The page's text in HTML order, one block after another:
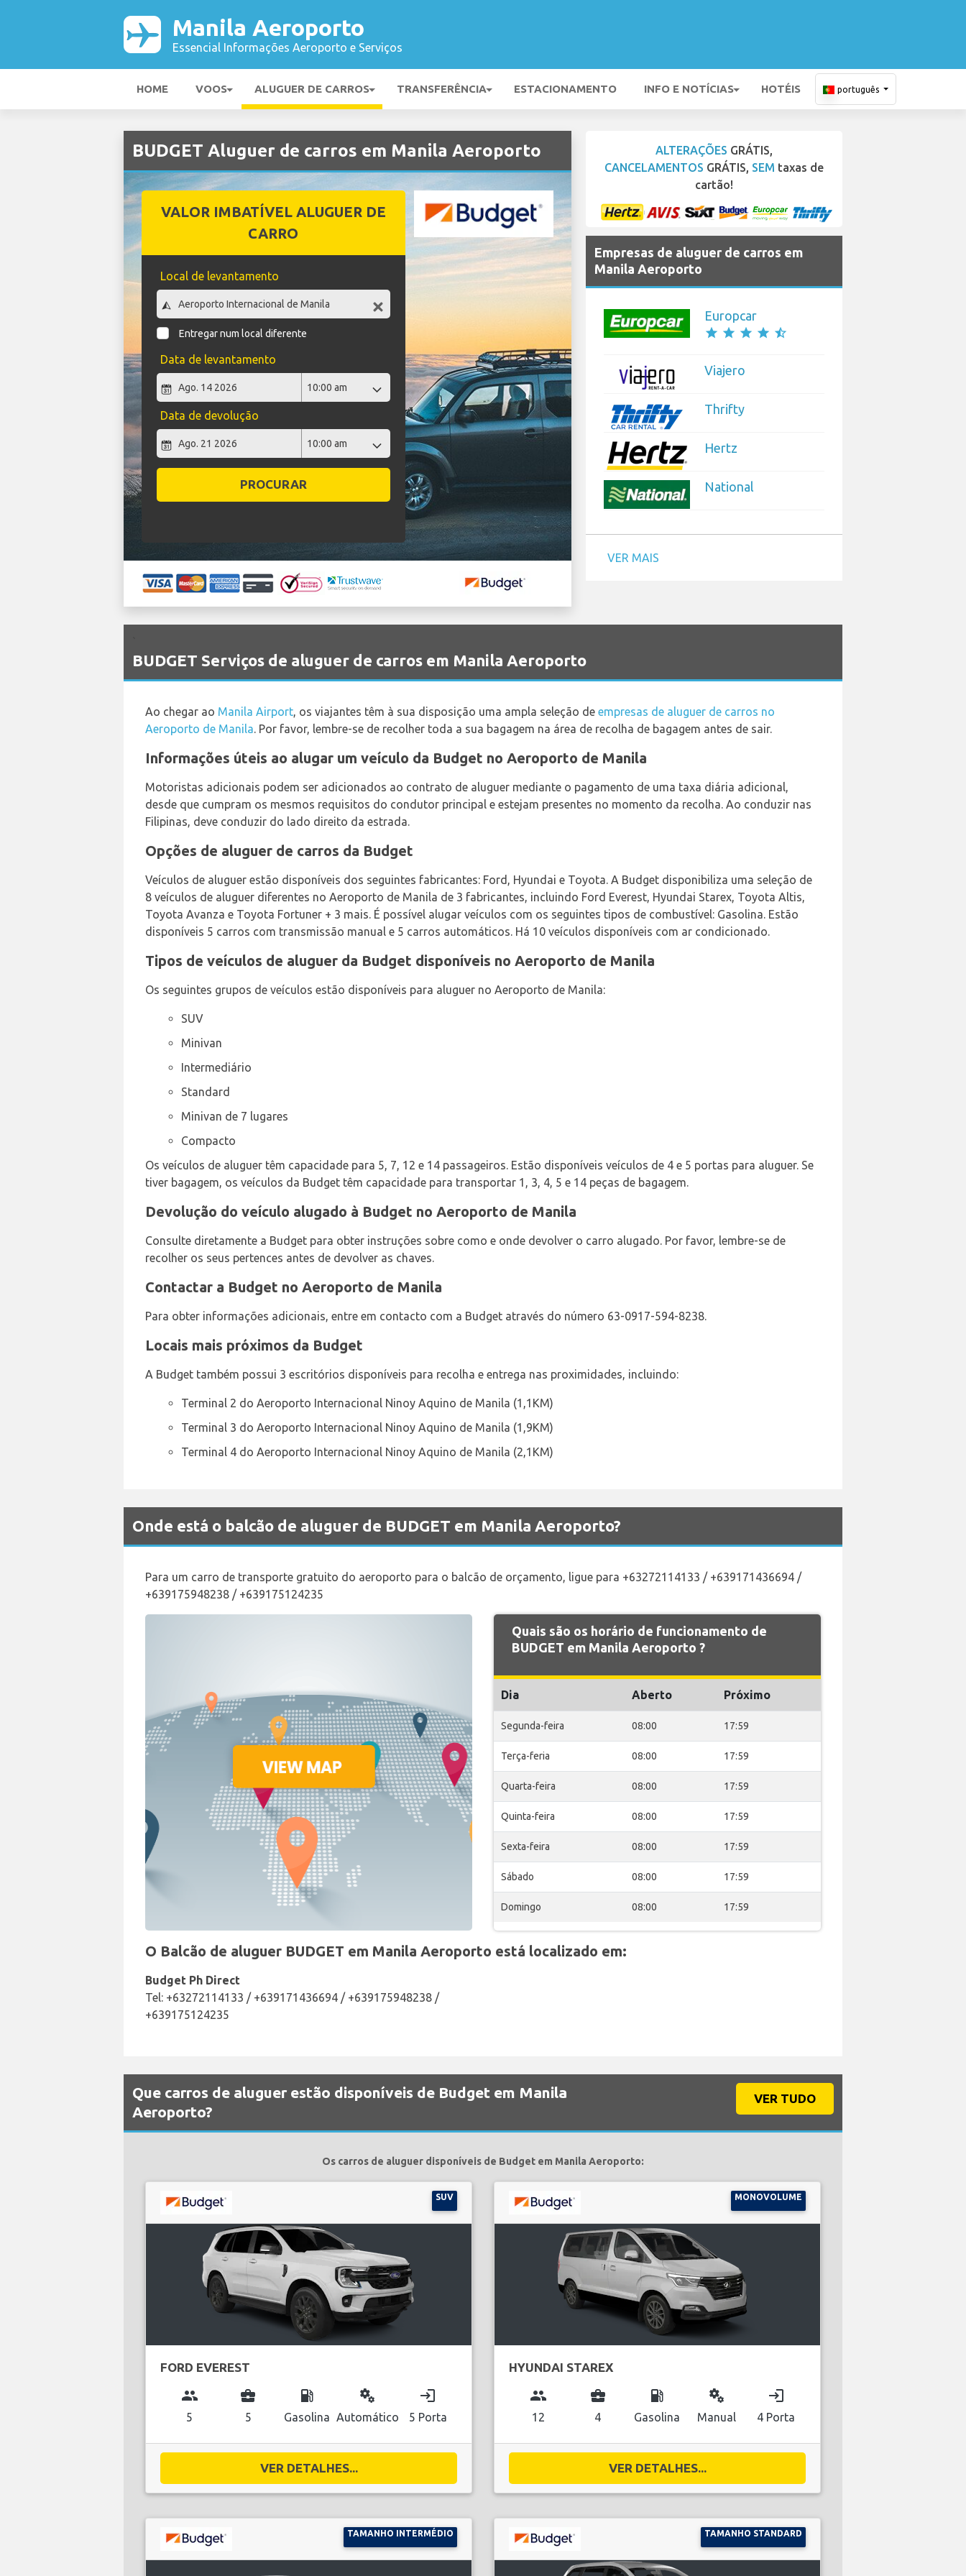
Manila Aeroporto
Essencial Informações Aeroporto e Serviços
HOME VOOS ALUGUER DE CARROS TRANSFERÊNCIA ESTACIONAMENTO INFO E NOTÍCIAS HOTÉIS português
BUDGET Aluguer de carros em Manila Aeroporto
VALOR IMBATÍVEL ALUGUER DE
CARRO
Local de levantamento
Entregar num local diferente
Data de levantamento
Data de devolução
PROCURAR
ALTERAÇÕES GRÁTIS,
CANCELAMENTOS GRÁTIS, SEM taxas de
cartão!
Empresas de aluguer de carros em
Manila Aeroporto
Europcar
star star star star star_half
Viajero
Thrifty
Hertz
National
VER MAIS
BUDGET Serviços de aluguer de carros em Manila Aeroporto
Ao chegar ao Manila Airport, os viajantes têm à sua disposição uma ampla seleção de empresas de aluguer de carros no
Aeroporto de Manila. Por favor, lembre-se de recolher toda a sua bagagem na área de recolha de bagagem antes de sair.
Informações úteis ao alugar um veículo da Budget no Aeroporto de Manila
Motoristas adicionais podem ser adicionados ao contrato de aluguer mediante o pagamento de uma taxa diária adicional,
desde que cumpram os mesmos requisitos do condutor principal e estejam presentes no momento da recolha. Ao conduzir nas
Filipinas, deve conduzir do lado direito da estrada.
Opções de aluguer de carros da Budget
Veículos de aluguer estão disponíveis dos seguintes fabricantes: Ford, Hyundai e Toyota. A Budget disponibiliza uma seleção de
8 veículos de aluguer diferentes no Aeroporto de Manila de 3 fabricantes, incluindo Ford Everest, Hyundai Starex, Toyota Altis,
Toyota Avanza e Toyota Fortuner + 3 mais. É possível alugar veículos com os seguintes tipos de combustível: Gasolina. Estão
disponíveis 5 carros com transmissão manual e 5 carros automáticos. Há 10 veículos disponíveis com ar condicionado.
Tipos de veículos de aluguer da Budget disponíveis no Aeroporto de Manila
Os seguintes grupos de veículos estão disponíveis para aluguer no Aeroporto de Manila:
SUV
Minivan
Intermediário
Standard
Minivan de 7 lugares
Compacto
Os veículos de aluguer têm capacidade para 5, 7, 12 e 14 passageiros. Estão disponíveis veículos de 4 e 5 portas para aluguer. Se
tiver bagagem, os veículos da Budget têm capacidade para transportar 1, 3, 4, 5 e 14 peças de bagagem.
Devolução do veículo alugado à Budget no Aeroporto de Manila
Consulte diretamente a Budget para obter instruções sobre como e onde devolver o carro alugado. Por favor, lembre-se de
recolher os seus pertences antes de devolver as chaves.
Contactar a Budget no Aeroporto de Manila
Para obter informações adicionais, entre em contacto com a Budget através do número 63-0917-594-8238.
Locais mais próximos da Budget
A Budget também possui 3 escritórios disponíveis para recolha e entrega nas proximidades, incluindo:
Terminal 2 do Aeroporto Internacional Ninoy Aquino de Manila (1,1KM)
Terminal 3 do Aeroporto Internacional Ninoy Aquino de Manila (1,9KM)
Terminal 4 do Aeroporto Internacional Ninoy Aquino de Manila (2,1KM)
Onde está o balcão de aluguer de BUDGET em Manila Aeroporto?
Para um carro de transporte gratuito do aeroporto para o balcão de orçamento, ligue para +63272114133 / +639171436694 /
+639175948238 / +639175124235
Quais são os horário de funcionamento de
BUDGET em Manila Aeroporto ?
Dia Aberto Próximo
Segunda-feira 08:00 17:59
Terça-feria 08:00 17:59
Quarta-feira 08:00 17:59
Quinta-feira 08:00 17:59
Sexta-feira 08:00 17:59
Sábado 08:00 17:59
Domingo 08:00 17:59
O Balcão de aluguer BUDGET em Manila Aeroporto está localizado em:
Budget Ph Direct
Tel: +63272114133 / +639171436694 / +639175948238 /
+639175124235
Que carros de aluguer estão disponíveis de Budget em Manila
Aeroporto?
VER TUDO
Os carros de aluguer disponíveis de Budget em Manila Aeroporto:
SUV
FORD EVEREST
group
5
business_center
5
local_gas_station
Gasolina
miscellaneous_services
Automático
login
5 Porta
VER DETALHES...
MONOVOLUME
HYUNDAI STAREX
group
12
business_center
4
local_gas_station
Gasolina
miscellaneous_services
Manual
login
4 Porta
VER DETALHES...
TAMANHO INTERMÉDIO TAMANHO STANDARD